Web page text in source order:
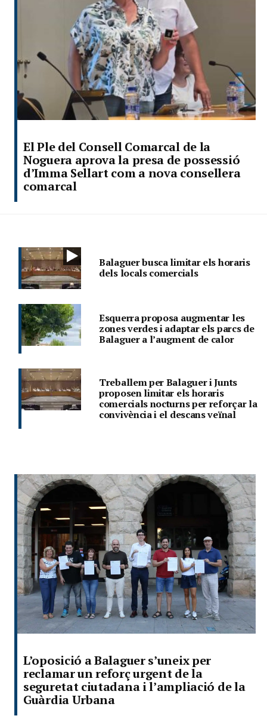
El Ple del Consell Comarcal de la
Noguera aprova la presa de possessió
d’Imma Sellart com a nova consellera
comarcal
Balaguer busca limitar els horaris
dels locals comercials
Esquerra proposa augmentar les
zones verdes i adaptar els parcs de
Balaguer a l’augment de calor
Treballem per Balaguer i Junts
proposen limitar els horaris
comercials nocturns per reforçar la
convivència i el descans veïnal
L’oposició a Balaguer s’uneix per
reclamar un reforç urgent de la
seguretat ciutadana i l’ampliació de la
Guàrdia Urbana